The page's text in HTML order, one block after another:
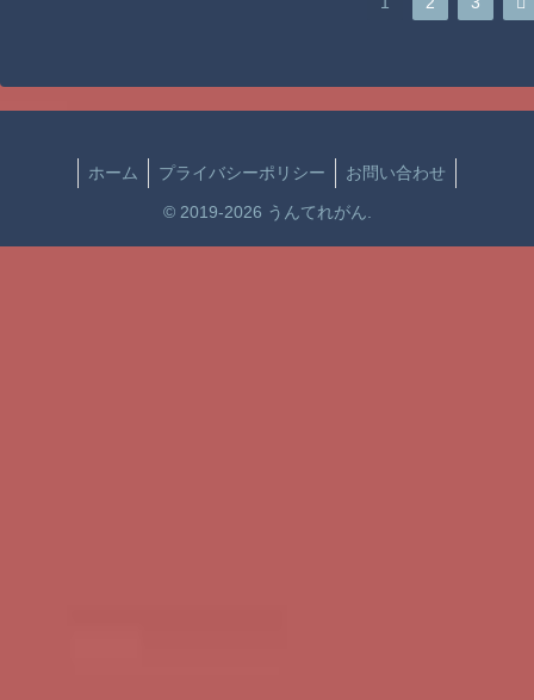
民不在の政治が限界!
ホーム プライバシーポリシー お問い合わせ
© 2019-2026 うんてれがん.